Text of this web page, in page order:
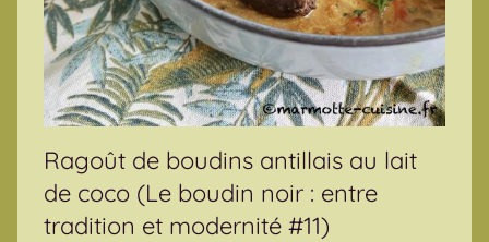
Ragoût de boudins antillais au lait
de coco (Le boudin noir : entre
tradition et modernité #11)